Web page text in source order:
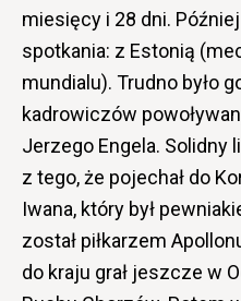
miesięcy i 28 dni.
spotkania: z Estonią
mundialu). Trudno było
kadrowiczów
Jerzego Engela. Solidny
z tego, że pojechał do
Iwana, który był
został piłkarzem
do kraju grał jeszcze w